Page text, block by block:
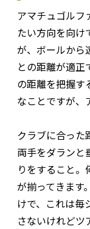
アマチュゴルフ
たい方向を向け
が、ボールから
との距離が適正
の距離を把握す
なことですが、
クラブに合った
両手をダランと
りをすること
が揃ってきます
けで、これは毎
さないけれどツ